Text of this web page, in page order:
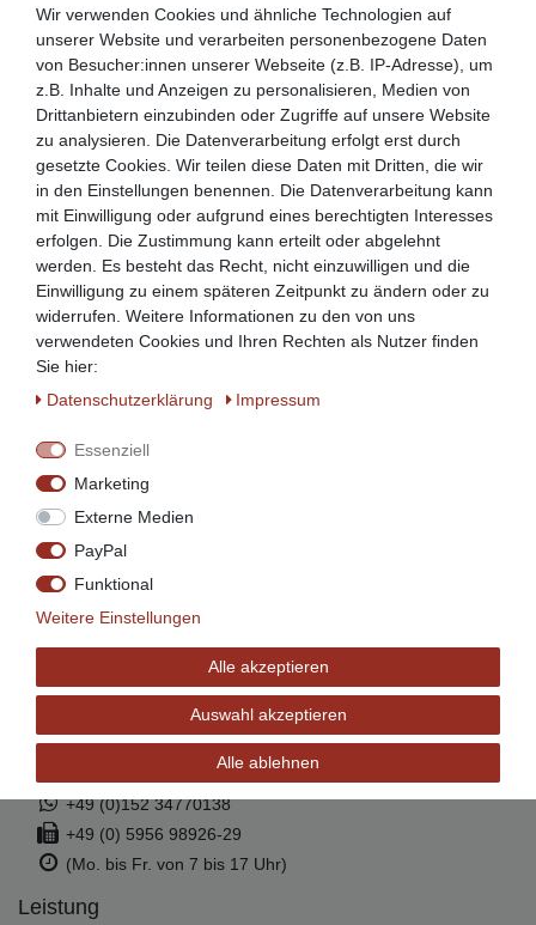
Tiefkühltisch Gefriertisch
1.069,90 € *
Artikel anzeigen
*inkl. ges. MwSt.zzgl. internationale
Zahlen Sie bequem per
Wir versenden mit
info@beeketal.de
+49 (0)5956 - 98926-0
+49 (0)152 34770138
+49 (0) 5956 98926-29
(Mo. bis Fr. von 7 bis 17 Uhr)
Leistung
Wir verwenden Cookies und ähnliche Technologien auf
unserer Website und verarbeiten personenbezogene Daten
von Besucher:innen unserer Webseite (z.B. IP-Adresse), um
z.B. Inhalte und Anzeigen zu personalisieren, Medien von
Drittanbietern einzubinden oder Zugriffe auf unsere Website
zu analysieren. Die Datenverarbeitung erfolgt erst durch
gesetzte Cookies. Wir teilen diese Daten mit Dritten, die wir
in den Einstellungen benennen. Die Datenverarbeitung kann
mit Einwilligung oder aufgrund eines berechtigten Interesses
erfolgen. Die Zustimmung kann erteilt oder abgelehnt
werden. Es besteht das Recht, nicht einzuwilligen und die
Einwilligung zu einem späteren Zeitpunkt zu ändern oder zu
widerrufen. Weitere Informationen zu den von uns
verwendeten Cookies und Ihren Rechten als Nutzer finden
Sie hier:
Daten­schutz­erklärung
Impressum
Essenziell
Marketing
Externe Medien
PayPal
Funktional
Weitere Einstellungen
Alle akzeptieren
Auswahl akzeptieren
Alle ablehnen